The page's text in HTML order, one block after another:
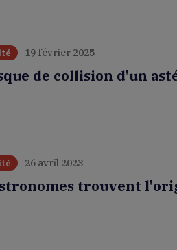
19 février 2025
de collision d'un
26 avril 2023
trouvent